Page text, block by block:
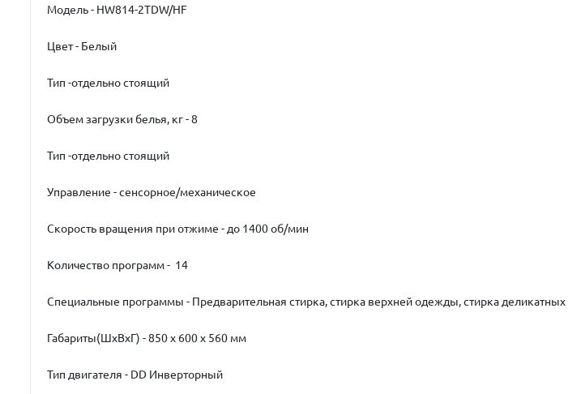
Модель - НW814-2TDW/HF
Цвет - Белый
Тип -отдельно стоящий
Объем загрузки белья, кг - 8
Тип -отдельно стоящий
Управление - сенсорное/механическое
Скорость вращения при отжиме - до 1400 об/мин
Количество программ - 14
Специальные программы - Предварительная стирка, стирка верхней одежды, стирка
Габариты(ШхВхГ) - 850 х 600 х 560 мм
Тип двигателя - DD Инверторный